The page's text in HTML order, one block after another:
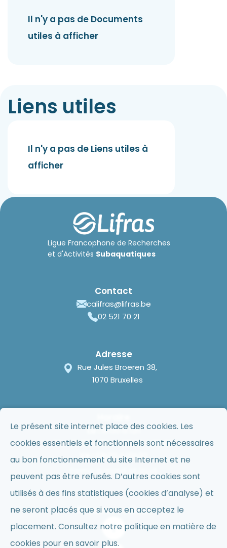
Le présent site internet place des cookies. Les
cookies essentiels et fonctionnels sont nécessaires
au bon fonctionnement du site Internet et ne
peuvent pas être refusés. D’autres cookies sont
utilisés à des fins statistiques (cookies d’analyse) et
ne seront placés que si vous en acceptez le
placement. Consultez notre politique en matière de
cookies pour en savoir plus.
Il n'y a pas de Documents
utiles à afficher
Liens utiles
Il n'y a pas de Liens utiles à
afficher
Ligue Francophone de Recherches
et d'Activités Subaquatiques
Contact
califras@lifras.be
02 521 70 21
Adresse
Rue Jules Broeren 38,
1070 Bruxelles
Lu :9h30 à 12h
Me :9h30 à 12h et 13h30 à 15h30
Ve :13h30 à 15h30
Fermé le mardi et jeudi
Réseaux sociaux